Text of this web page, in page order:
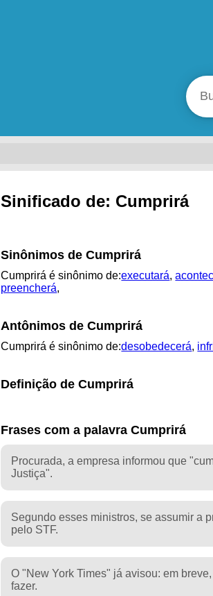
Sinificado de: Cumprirá
Sinônimos de Cumprirá
Cumprirá é sinônimo de:executará,
preencherá,
Antônimos de Cumprirá
Cumprirá é sinônimo de:desobedecerá,
Definição de Cumprirá
Frases com a palavra Cumprirá
Procurada, a empresa informou que
Justiça".
Segundo esses ministros, se assumir a
pelo STF.
O "New York Times" já avisou: em
fazer.